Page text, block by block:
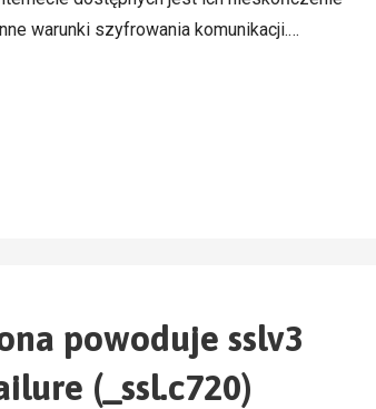
warunki szyfrowania komunikacji.…
powoduje sslv3
(_ssl.c720)